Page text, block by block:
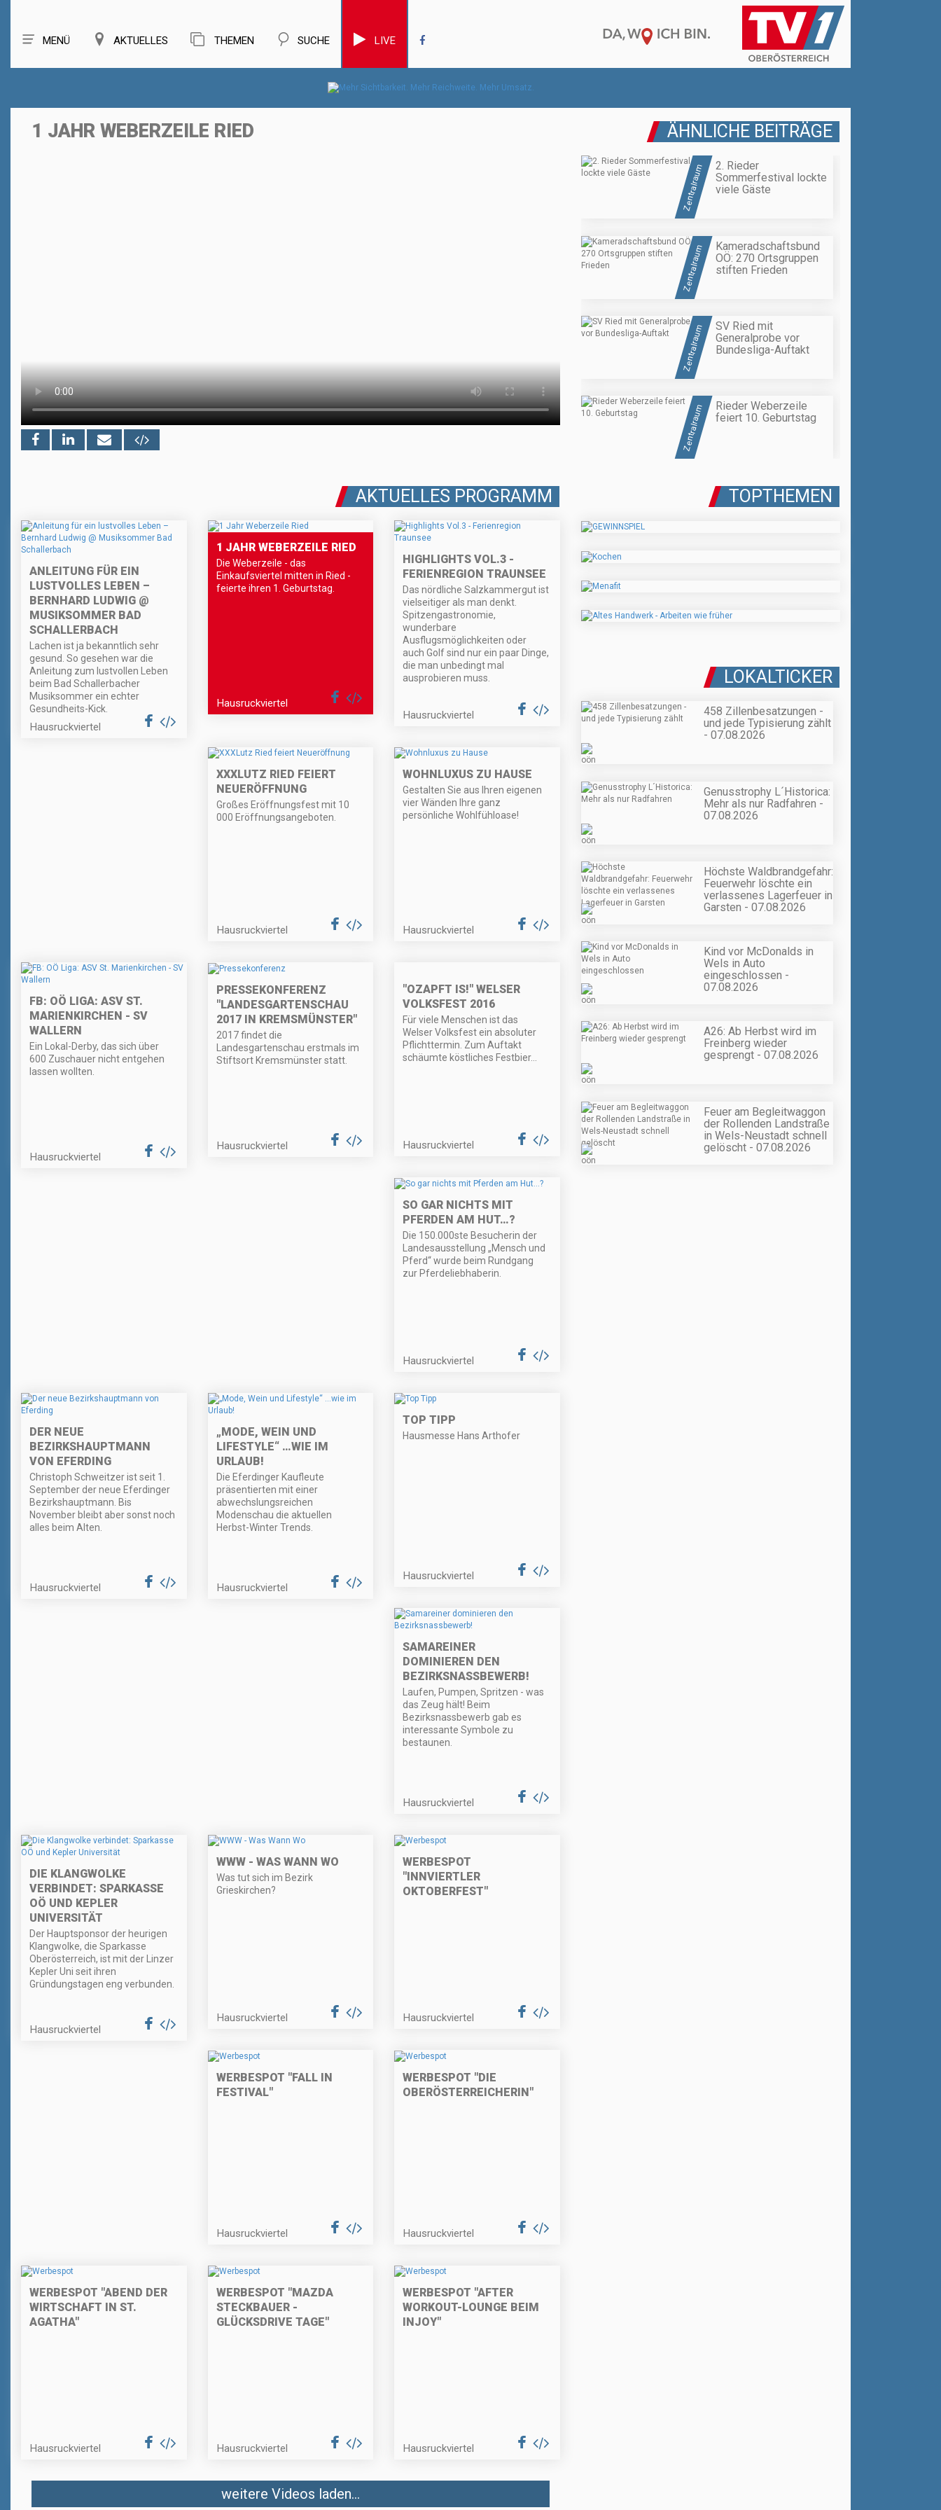
MENÜ AKTUELLES THEMEN SUCHE LIVE
1 JAHR WEBERZEILE RIED ÄHNLICHE BEITRÄGE
Zentralraum
2. Rieder
Sommerfestival lockte
viele Gäste
Zentralraum
Kameradschaftsbund
OÖ: 270 Ortsgruppen
stiften Frieden
Zentralraum
SV Ried mit
Generalprobe vor
Bundesliga-Auftakt
Zentralraum
Rieder Weberzeile
feiert 10. Geburtstag
AKTUELLES PROGRAMM
ANLEITUNG FÜR EIN
LUSTVOLLES LEBEN –
BERNHARD LUDWIG @
MUSIKSOMMER BAD
SCHALLERBACH
Lachen ist ja bekanntlich sehr
gesund. So gesehen war die
Anleitung zum lustvollen Leben
beim Bad Schallerbacher
Musiksommer ein echter
Gesundheits-Kick.
Hausruckviertel
1 JAHR WEBERZEILE RIED
Die Weberzeile - das
Einkaufsviertel mitten in Ried -
feierte ihren 1. Geburtstag.
Hausruckviertel
HIGHLIGHTS VOL.3 -
FERIENREGION TRAUNSEE
Das nördliche Salzkammergut ist
vielseitiger als man denkt.
Spitzengastronomie,
wunderbare
Ausflugsmöglichkeiten oder
auch Golf sind nur ein paar Dinge,
die man unbedingt mal
ausprobieren muss.
Hausruckviertel
XXXLUTZ RIED FEIERT
NEUERÖFFNUNG
Großes Eröffnungsfest mit 10
000 Eröffnungsangeboten.
Hausruckviertel
WOHNLUXUS ZU HAUSE
Gestalten Sie aus Ihren eigenen
vier Wänden Ihre ganz
persönliche Wohlfühloase!
Hausruckviertel
FB: OÖ LIGA: ASV ST.
MARIENKIRCHEN - SV
WALLERN
Ein Lokal-Derby, das sich über
600 Zuschauer nicht entgehen
lassen wollten.
Hausruckviertel
PRESSEKONFERENZ
"LANDESGARTENSCHAU
2017 IN KREMSMÜNSTER"
2017 findet die
Landesgartenschau erstmals im
Stiftsort Kremsmünster statt.
Hausruckviertel
"OZAPFT IS!" WELSER
VOLKSFEST 2016
Für viele Menschen ist das
Welser Volksfest ein absoluter
Pflichttermin. Zum Auftakt
schäumte köstliches Festbier...
Hausruckviertel
SO GAR NICHTS MIT
PFERDEN AM HUT…?
Die 150.000ste Besucherin der
Landesausstellung „Mensch und
Pferd“ wurde beim Rundgang
zur Pferdeliebhaberin.
Hausruckviertel
DER NEUE
BEZIRKSHAUPTMANN
VON EFERDING
Christoph Schweitzer ist seit 1.
September der neue Eferdinger
Bezirkshauptmann. Bis
November bleibt aber sonst noch
alles beim Alten.
Hausruckviertel
„MODE, WEIN UND
LIFESTYLE“ …WIE IM
URLAUB!
Die Eferdinger Kaufleute
präsentierten mit einer
abwechslungsreichen
Modenschau die aktuellen
Herbst-Winter Trends.
Hausruckviertel
TOP TIPP
Hausmesse Hans Arthofer
Hausruckviertel
SAMAREINER
DOMINIEREN DEN
BEZIRKSNASSBEWERB!
Laufen, Pumpen, Spritzen - was
das Zeug hält! Beim
Bezirksnassbewerb gab es
interessante Symbole zu
bestaunen.
Hausruckviertel
DIE KLANGWOLKE
VERBINDET: SPARKASSE
OÖ UND KEPLER
UNIVERSITÄT
Der Hauptsponsor der heurigen
Klangwolke, die Sparkasse
Oberösterreich, ist mit der Linzer
Kepler Uni seit ihren
Gründungstagen eng verbunden.
Hausruckviertel
WWW - WAS WANN WO
Was tut sich im Bezirk
Grieskirchen?
Hausruckviertel
WERBESPOT
"INNVIERTLER
OKTOBERFEST"
Hausruckviertel
WERBESPOT "FALL IN
FESTIVAL"
Hausruckviertel
WERBESPOT "DIE
OBERÖSTERREICHERIN"
Hausruckviertel
WERBESPOT "ABEND DER
WIRTSCHAFT IN ST.
AGATHA"
Hausruckviertel
WERBESPOT "MAZDA
STECKBAUER -
GLÜCKSDRIVE TAGE"
Hausruckviertel
WERBESPOT "AFTER
WORKOUT-LOUNGE BEIM
INJOY"
Hausruckviertel
weitere Videos laden...
TOPTHEMEN
LOKALTICKER
458 Zillenbesatzungen -
und jede Typisierung zählt
- 07.08.2026
Genusstrophy L´Historica:
Mehr als nur Radfahren -
07.08.2026
Höchste Waldbrandgefahr:
Feuerwehr löschte ein
verlassenes Lagerfeuer in
Garsten - 07.08.2026
Kind vor McDonalds in
Wels in Auto
eingeschlossen -
07.08.2026
A26: Ab Herbst wird im
Freinberg wieder
gesprengt - 07.08.2026
Feuer am Begleitwaggon
der Rollenden Landstraße
in Wels-Neustadt schnell
gelöscht - 07.08.2026